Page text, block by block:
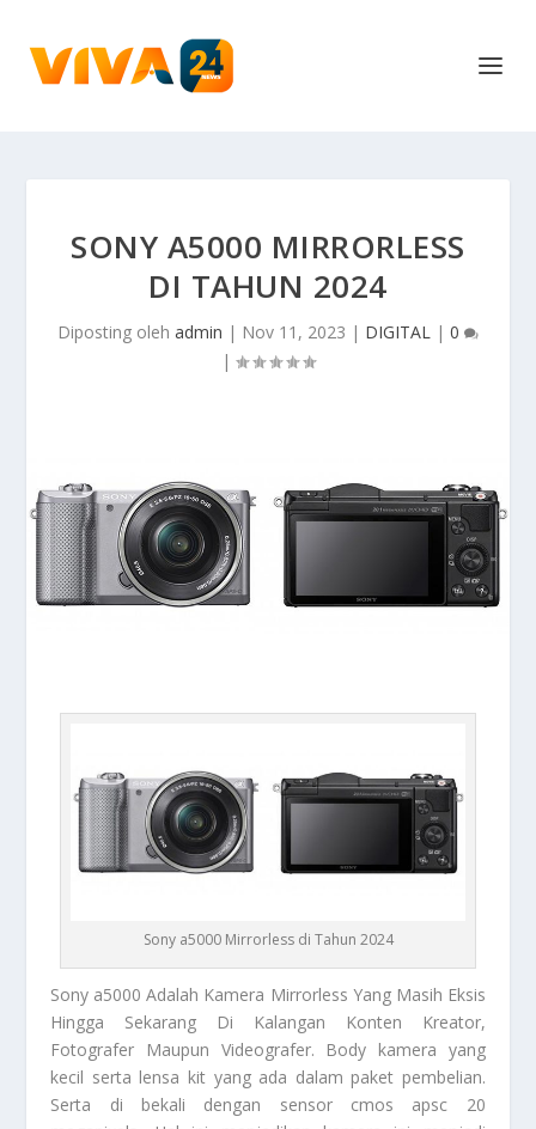
SONY A5000 MIRRORLESS
DI TAHUN 2024
Diposting oleh admin | Nov 11, 2023 | DIGITAL | 0
|
Sony a5000 Mirrorless di Tahun 2024
Sony a5000 Adalah Kamera Mirrorless Yang Masih Eksis
Hingga Sekarang Di Kalangan Konten Kreator,
Fotografer Maupun Videografer. Body kamera yang
kecil serta lensa kit yang ada dalam paket pembelian.
Serta di bekali dengan sensor cmos apsc 20